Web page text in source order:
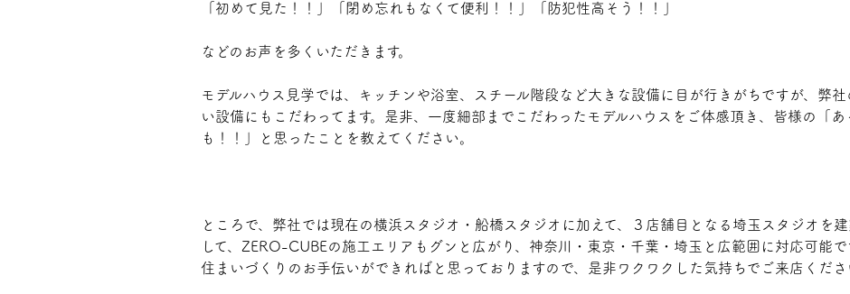
「初めて見た！！」「閉め忘れもなくて便利！！」「防犯性高そう！！」
などのお声を多くいただきます。
モデルハウス見学では、キッチンや浴室、スチール階段など大きな設備に目が行きがちですが、弊
い設備にもこだわってます。是非、一度細部までこだわったモデルハウスをご体感頂き、皆様の「
も！！」と思ったことを教えてください。
ところで、弊社では現在の横浜スタジオ・船橋スタジオに加えて、３店舗目となる埼玉スタジオを
して、ZERO-CUBEの施工エリアもグンと広がり、神奈川・東京・千葉・埼玉と広範囲に対応可能
住まいづくりのお手伝いができればと思っておりますので、是非ワクワクした気持ちでご来店くださ